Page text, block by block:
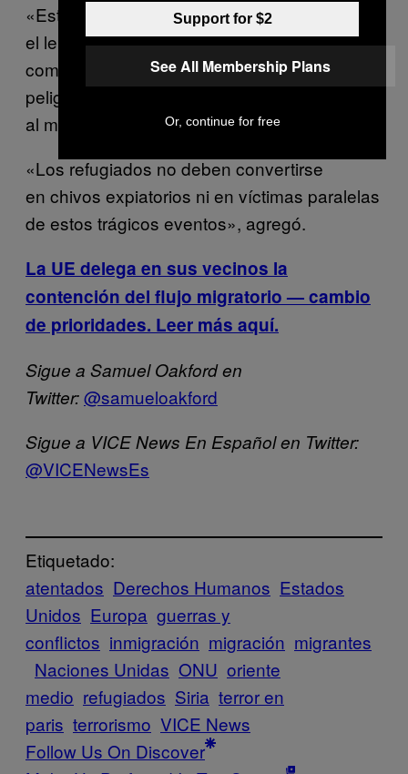
«Estamos profundamente preocupados por
el lenguaje que demoniza a los refugiados
como grupo», dijo Fleming. «Esto es
peligroso, ya que contribuirá a la xenofobia y
al miedo».
«Los refugiados no deben convertirse
en chivos expiatorios ni en víctimas paralelas
de estos trágicos eventos», agregó.
La UE delega en sus vecinos la
contención del flujo migratorio — cambio
de prioridades. Leer más aquí.
Sigue a Samuel Oakford en
Twitter:@samueloakford
Sigue a VICE News En Español en Twitter:
@VICENewsEs
Etiquetado:
atentados Derechos Humanos Estados
Unidos Europa guerras y
conflictos inmigración migración migrantes
Naciones Unidas ONU oriente
medio refugiados Siria terror en
paris terrorismo VICE News
Follow Us On Discover
Support for $2
See All Membership Plans
Or, continue for free